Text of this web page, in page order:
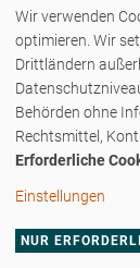
KONTAKT
Wir verwenden
optimieren. Wir
Drittländern
Behörden ohne
Rechtsmittel,
Erforderliche
Einstellungen
NUR